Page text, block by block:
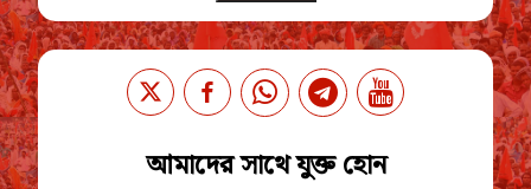
আমাদের সাথে যুক্ত হোন